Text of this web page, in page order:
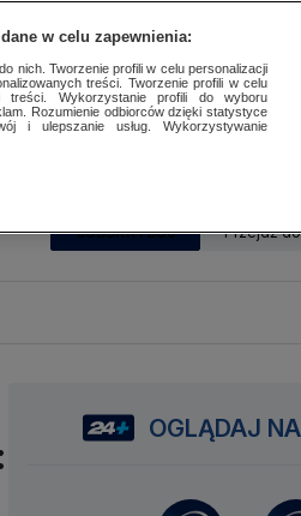
SUBSKRYBUJ Przejdź do
OGLĄDAJ
w celu zapewnienia:
nich. Tworzenie profili w celu personalizacji
treści. Tworzenie profili w celu
treści. Wykorzystanie profili do wyboru
Rozumienie odbiorców dzięki statystyce
i ulepszanie usług. Wykorzystywanie